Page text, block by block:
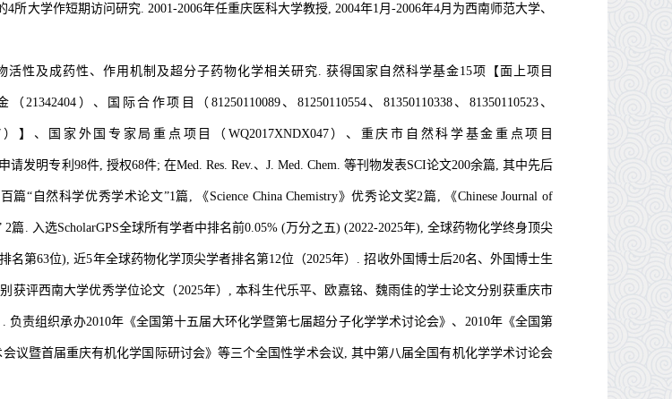
所大学作短期访问研究. 2001-2006年任重庆医科大学教授, 2004年1月-2006年4月为西南师范大学、
活性及成药性、作用机制及超分子药物化学相关研究. 获得国家自然科学基金15项 【 面上项目
（ 21342404 ） 、国际合作项目 （ 81250110089、81250110554、81350110338、81350110523、
）】、 国家外国专家局重点项目 （ WQ2017XNDX047） 、重庆市自然科学基金重点项目
申请发明专利98件, 授权68件; 在Med. Res. Rev.、J. Med. Chem. 等刊物发表SCI论文200余篇, 其中先后
篇“自然科学优秀学术论文”1篇 《Science China Chemistry》优秀论文奖2篇, 《Chinese Journal of
2篇. 入选ScholarGPS全球所有学者中排名前0.05% (万分之五) (2022-2025年), 全球药物化学终身顶尖
名第63位), 近5年全球药物化学顶尖学者排名第12位（2025年）.招收外国博士后20名、外国博士生
获评西南大学优秀学位论文（2025年）, 本科生代乐平、欧嘉铭、魏雨佳的学士论文分别 获重庆市
负责组织承办2010年《全国第十五届大环化学暨第七届超分子化学学术讨论会》、2010年《全国第
议暨首届重庆有机化学国际研讨会》等三个全国性学术会议 , 其中第八届全国有机化学学术讨论会